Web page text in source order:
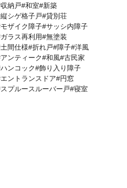
収納戸 和室
新築
縦シゲ格子戸 貸別荘
モザイク障子 サッシ内障子
ガラス再利用
無塗装
土間仕様 折れ戸 障子 洋風
アンティーク
和風 古民家
ハンコック
飾り入り障子
エントランスドア
円窓
スプルースルーバー戸 寝室